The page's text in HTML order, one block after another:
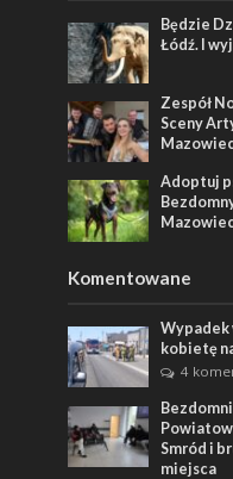
Będzie
Łódź. I
Zespół
Sceny
Adoptuj
Komentowane
Wypadek
kobietę
4
Smród i
miejsca